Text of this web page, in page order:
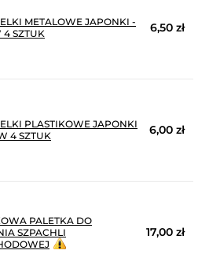
METALOWE JAPONKI -
4 SZTUK
6,50 zł
PLASTIKOWE JAPONKI
4 SZTUK
6,00 zł
PALETKA DO
SZPACHLI
17,00 zł